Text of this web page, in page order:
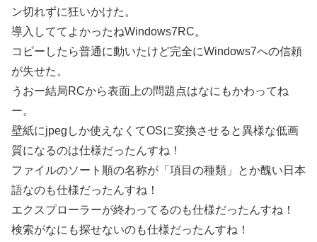
ン切れずに狂いかけた。
導入しててよかったねWindows7RC。
コピーしたら普通に動いたけど完全にWindows7への信頼
が失せた。
うおー結局RCから表面上の問題点はなにもかわってね
ー。
壁紙にjpegしか使えなくてOSに変換させると異様な低画
質になるのは仕様だったんすね！
ファイルのソート順の名称が「項目の種類」とか醜い日本
語なのも仕様だったんすね！
エクスプローラーが終わってるのも仕様だったんすね！
検索がなにも探せないのも仕様だったんすね！